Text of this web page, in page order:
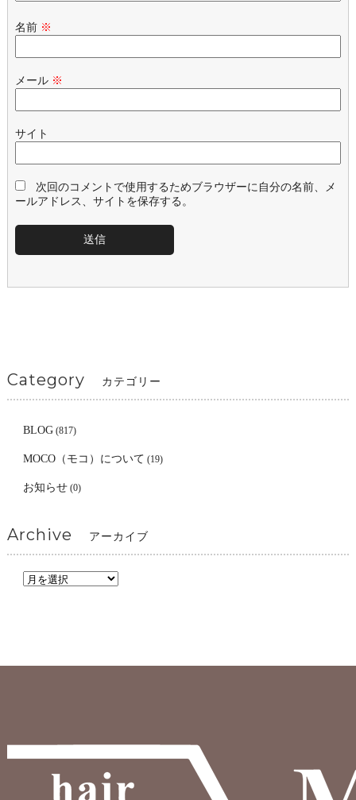
名前 ※
メール ※
サイト
次回のコメントで使用するためブラウザーに自分の名前、メ
ールアドレス、サイトを保存する。
Category カテゴリー
BLOG(817)
MOCO（モコ）について (19)
お知らせ(0)
Archive アーカイブ